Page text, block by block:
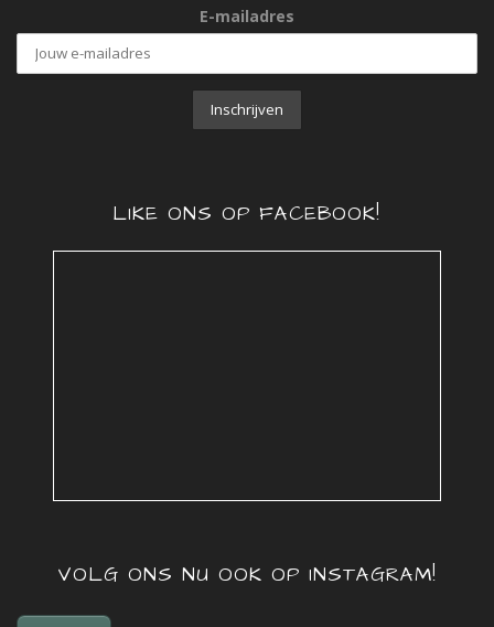
E-mailadres
LIKE ONS OP FACEBOOK!
VOLG ONS NU OOK OP INSTAGRAM!